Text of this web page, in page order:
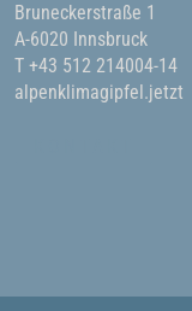
Bruneckerstraße 1
A-6020 Innsbruck
T +43 512 214004-14
alpenklimagipfel.jetzt